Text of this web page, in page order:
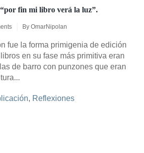
fin mi libro verá la luz”.
By OmarNipolan
fue la forma primigenia de edición
en su fase más primitiva eran
de barro con punzones que eran
, Reflexiones